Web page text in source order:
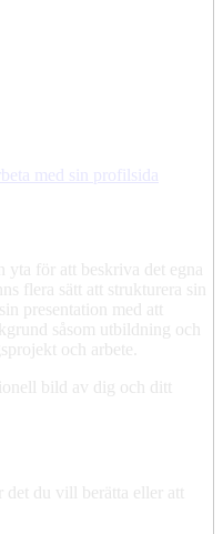
med sin profilsida
yta för att beskriva det egna
flera sätt att strukturera sin
presentation med att
såsom utbildning och
och arbete.
bild av dig och ditt
det du vill berätta eller att